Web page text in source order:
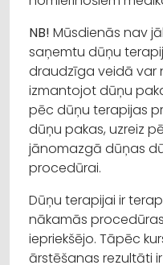
NB! Mūsdienās nav
saņemtu dūņu
draudzīga veidā var
izmantojot dūņu
pēc dūņu terapijas
dūņu pakas, uzreiz
jānomazgā dūņas
procedūrai.
Dūņu terapijai ir
nākamās
iepriekšējo. Tāpēc
ārstēšanas rezultāti